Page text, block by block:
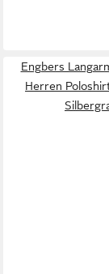
Engbers
Herren